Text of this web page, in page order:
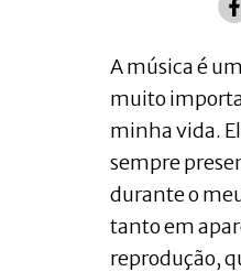
A música é
muito
minha vida.
sempre
durante o
tanto em
reprodução,